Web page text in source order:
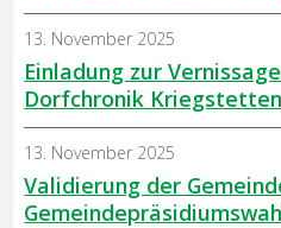
Einladung zur
Dorfchronik Kriegstetten
13. November 2025
Validierung der
13. November 2025